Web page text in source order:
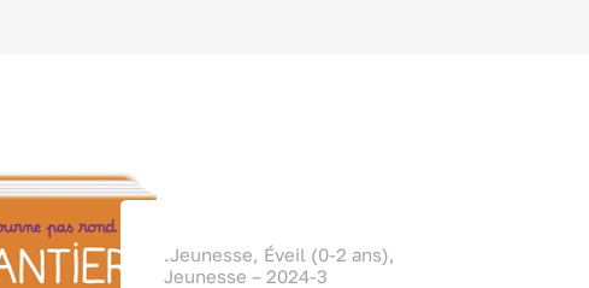
.Jeunesse, Éveil (0-2 ans),
Jeunesse – 2024-3